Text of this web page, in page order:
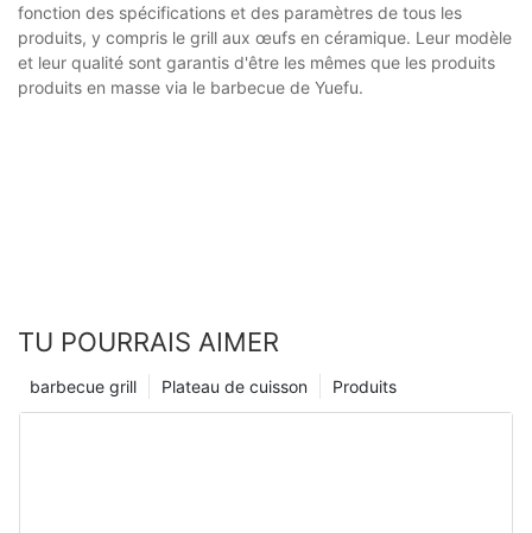
fonction des spécifications et des paramètres de tous les
produits, y compris le grill aux œufs en céramique. Leur modèle
et leur qualité sont garantis d'être les mêmes que les produits
produits en masse via le barbecue de Yuefu.
TU POURRAIS AIMER
Produits
Plateau de cuisson
barbecue grill